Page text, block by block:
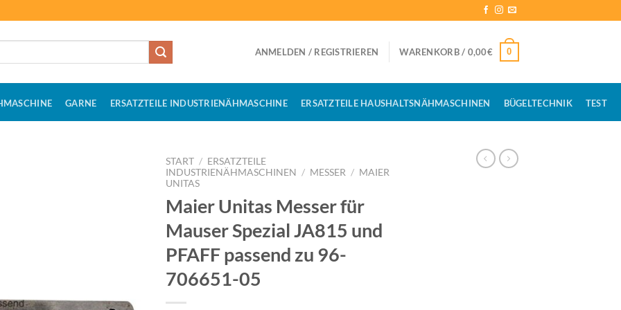
ANMELDEN / REGISTRIEREN WARENKORB / 0,00€ 0
GARNE ERSATZTEILE INDUSTRIENÄHMASCHINE ERSATZTEILE HAUSHALTSNÄHMASCHINEN BÜGELTECHNIK TEST
START / ERSATZTEILE
INDUSTRIENÄHMASCHINEN / MESSER / MAIER
UNITAS
Maier Unitas Messer für
Mauser Spezial JA815 und
PFAFF passend zu 96-
706651-05